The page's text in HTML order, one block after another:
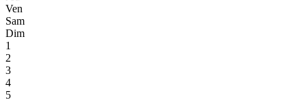
Ven
Sam
Dim
1
2
3
4
5